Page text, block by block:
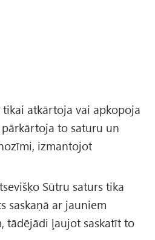
tikai atkārtoja vai apkopoja
to saturu un
izmantojot
Sūtru saturs tika
saskaņā ar jauniem
tādējādi ļaujot saskatīt to